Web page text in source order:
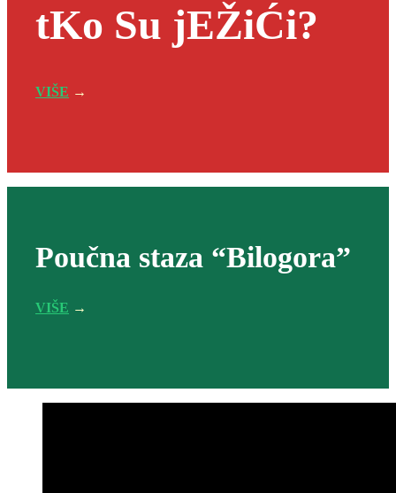
tKo Su jEŽiĆi?
VIŠE →
Poučna staza “Bilogora”
VIŠE →